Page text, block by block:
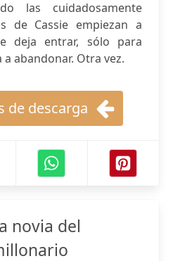
las cuidadosamente
de Cassie empiezan a
deja entrar, sólo para
abandonar. Otra vez.
de descarga
novia del